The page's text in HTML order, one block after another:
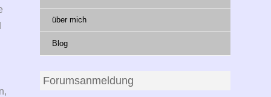
über mich
Blog
Forumsanmeldung